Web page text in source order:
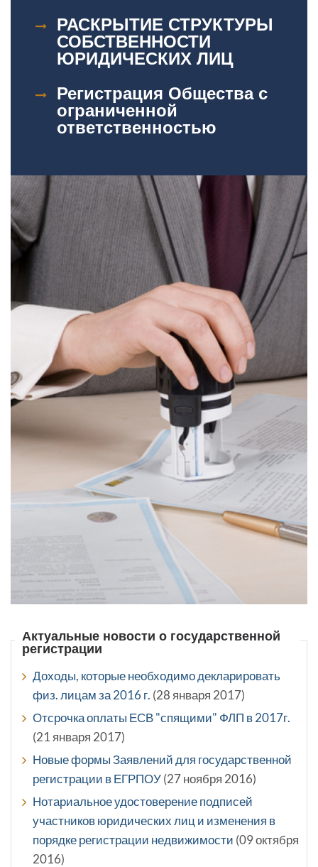
РАСКРЫТИЕ СТРУКТУРЫ
СОБСТВЕННОСТИ
ЮРИДИЧЕСКИХ ЛИЦ
Регистрация Общества с
ограниченной
ответственностью
Актуальные новости о государственной
регистрации
Доходы, которые необходимо декларировать
физ. лицам за 2016 г. (28 января 2017)
Отсрочка оплаты ЕСВ "спящими" ФЛП в 2017г.
(21 января 2017)
Новые формы Заявлений для государственной
регистрации в ЕГРПОУ(27 ноября 2016)
Нотариальное удостоверение подписей
участников юридических лиц и изменения в
порядке регистрации недвижимости (09 октября
2016)